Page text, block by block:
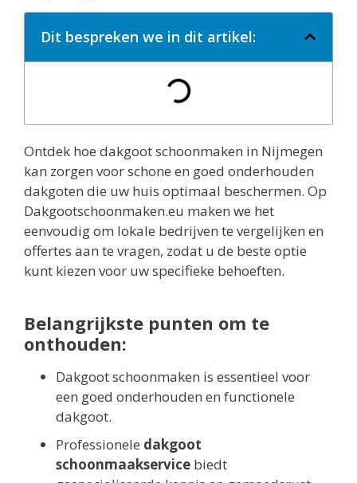
Dit bespreken we in dit artikel:
Ontdek hoe dakgoot schoonmaken in Nijmegen
kan zorgen voor schone en goed onderhouden
dakgoten die uw huis optimaal beschermen. Op
Dakgootschoonmaken.eu maken we het
eenvoudig om lokale bedrijven te vergelijken en
offertes aan te vragen, zodat u de beste optie
kunt kiezen voor uw specifieke behoeften.
Belangrijkste punten om te
onthouden:
Dakgoot schoonmaken is essentieel voor
een goed onderhouden en functionele
dakgoot.
Professionele dakgoot
schoonmaakservice biedt